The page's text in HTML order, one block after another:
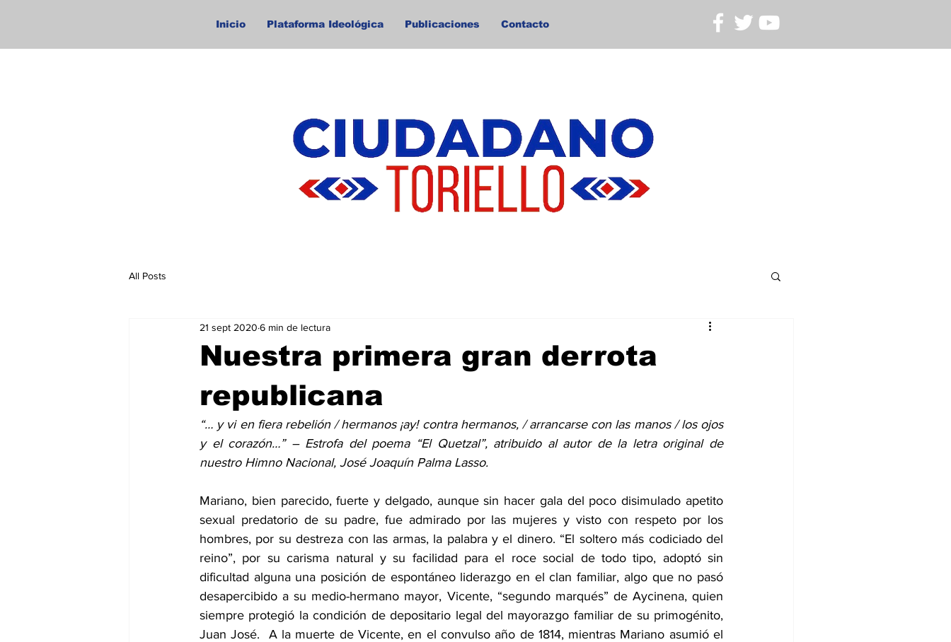
Inicio Plataforma Ideológica Publicaciones Contacto
All Posts
Nuestra primera gran derrota
republicana
21 sept 2020 6 min de lectura
“… y vi en fiera rebelión / hermanos ¡ay! contra hermanos, / arrancarse con las manos / los ojos
y el corazón…” – Estrofa del poema “El Quetzal”, atribuido al autor de la letra original de
nuestro Himno Nacional, José Joaquín Palma Lasso.
Mariano, bien parecido, fuerte y delgado, aunque sin hacer gala del poco disimulado apetito
sexual predatorio de su padre, fue admirado por las mujeres y visto con respeto por los
hombres, por su destreza con las armas, la palabra y el dinero. “El soltero más codiciado del
reino”, por su carisma natural y su facilidad para el roce social de todo tipo, adoptó sin
dificultad alguna una posición de espontáneo liderazgo en el clan familiar, algo que no pasó
desapercibido a su medio-hermano mayor, Vicente, “segundo marqués” de Aycinena, quien
siempre protegió la condición de depositario legal del mayorazgo familiar de su primogénito,
Juan José.  A la muerte de Vicente, en el convulso año de 1814, mientras Mariano asumió el